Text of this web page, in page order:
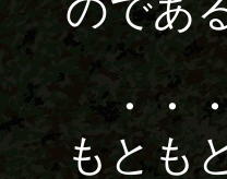
のであ
・・
もとも